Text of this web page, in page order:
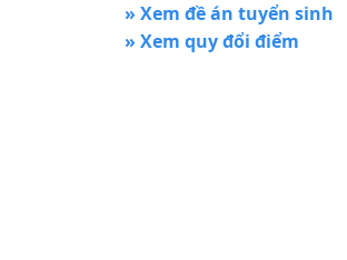
» Xem đề án tuyển sinh
» Xem quy đổi điểm